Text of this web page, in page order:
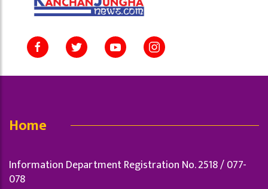
Home
Information Department Registration No. 2518 / 077-
078